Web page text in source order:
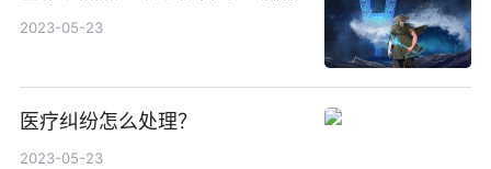
2023-05-23
医疗纠纷怎么处理？
2023-05-23